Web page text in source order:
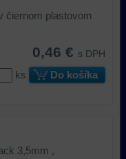
čiernom plastovom
0,46 € s DPH
ks Do košíka
3,5mm ,